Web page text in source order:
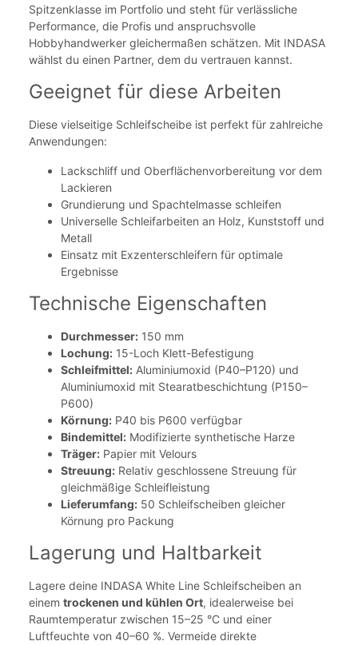
Spitzenklasse im Portfolio und steht für verlässliche
Performance, die Profis und anspruchsvolle
Hobbyhandwerker gleichermaßen schätzen. Mit INDASA
wählst du einen Partner, dem du vertrauen kannst.
Geeignet für diese Arbeiten
Diese vielseitige Schleifscheibe ist perfekt für zahlreiche
Anwendungen:
Lackschliff und Oberflächenvorbereitung vor dem
Lackieren
Grundierung und Spachtelmasse schleifen
Universelle Schleifarbeiten an Holz, Kunststoff und
Metall
Einsatz mit Exzenterschleifern für optimale
Ergebnisse
Technische Eigenschaften
Durchmesser: 150 mm
Lochung: 15-Loch Klett-Befestigung
Schleifmittel: Aluminiumoxid (P40–P120) und
Aluminiumoxid mit Stearatbeschichtung (P150–
P600)
Körnung: P40 bis P600 verfügbar
Bindemittel: Modifizierte synthetische Harze
Träger: Papier mit Velours
Streuung: Relativ geschlossene Streuung für
gleichmäßige Schleifleistung
Lieferumfang: 50 Schleifscheiben gleicher
Körnung pro Packung
Lagerung und Haltbarkeit
Lagere deine INDASA White Line Schleifscheiben an
einem trockenen und kühlen Ort, idealerweise bei
Raumtemperatur zwischen 15–25 °C und einer
Luftfeuchte von 40–60 %. Vermeide direkte